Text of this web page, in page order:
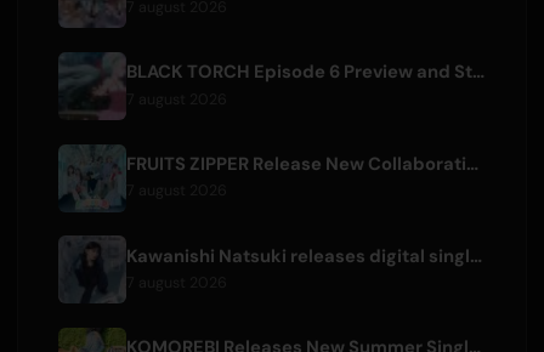
BLACK TORCH Episode 6 Preview and Streaming Details
FRUITS ZIPPER Release New Collaboration Song '1,2,3,FOOOOUR'
Kawanishi Natsuki releases digital single 'Sayonara wa Ichiban Kirei na Atashi de'